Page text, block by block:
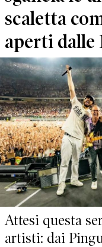
scaletta
aperti dalle
Attesi questa
artisti: dai